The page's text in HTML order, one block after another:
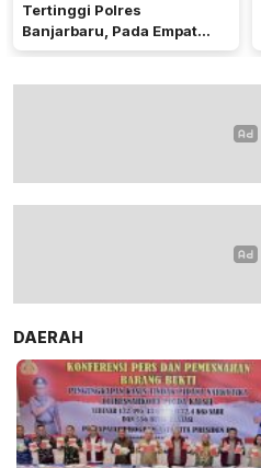
Tertinggi Polres
Banjarbaru, Pada Empat
Bidang Utama
DAERAH